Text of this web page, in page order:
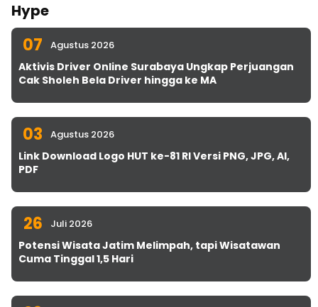
Hype
07 Agustus 2026
Aktivis Driver Online Surabaya Ungkap Perjuangan
Cak Sholeh Bela Driver hingga ke MA
03 Agustus 2026
Link Download Logo HUT ke-81 RI Versi PNG, JPG, AI,
PDF
26 Juli 2026
Potensi Wisata Jatim Melimpah, tapi Wisatawan
Cuma Tinggal 1,5 Hari